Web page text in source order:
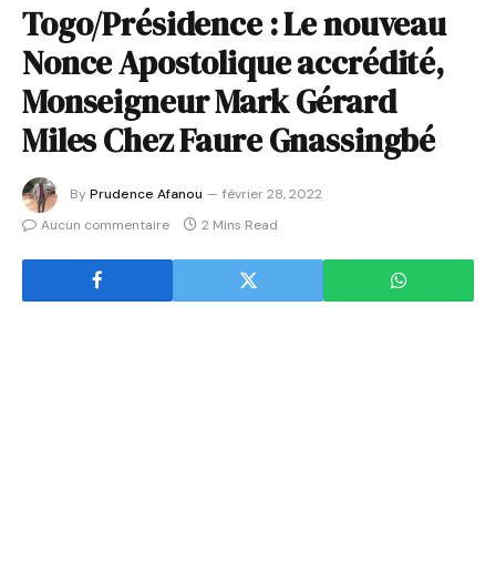
Togo/Présidence : Le nouveau
Nonce Apostolique accrédité,
Monseigneur Mark Gérard
Miles Chez Faure Gnassingbé
ByPrudence Afanou
février 28, 2022
Aucun commentaire
2 Mins Read